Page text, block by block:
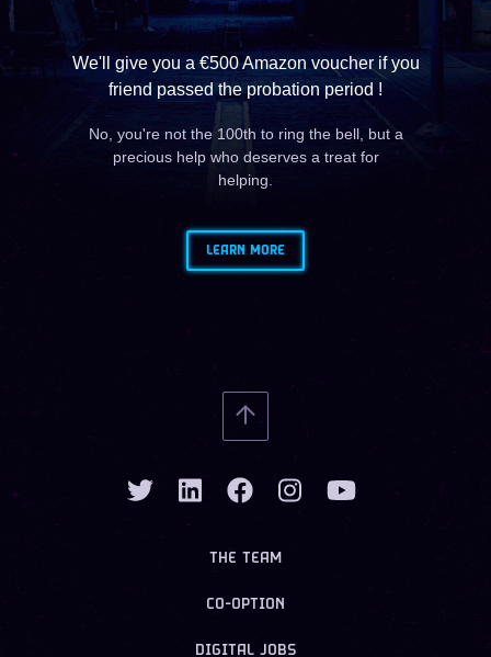
We'll give you a €500 Amazon voucher if you
friend passed the probation period !
No, you're not the 100th to ring the bell, but a
precious help who deserves a treat for
helping.
LEARN MORE
THE TEAM
CO-OPTION
DIGITAL JOBS